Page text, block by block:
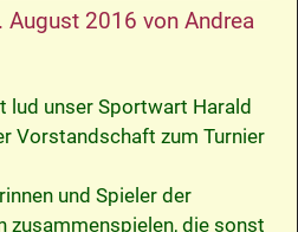
August 2016 von Andrea
lud unser Sportwart Harald
Vorstandschaft zum Turnier
und Spieler der
zusammenspielen, die sonst